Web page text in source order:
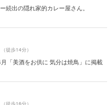
続出の隠れ家的カレー屋さん。
（徒歩14分）
「美酒をお供に 気分は焼鳥」に掲載
（徒歩16分）